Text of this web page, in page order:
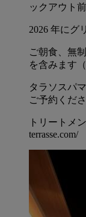
ックアウト
2026 年にグ
ご朝食、無
を含みます
タラソスパ
ご予約くださ
トリートメ
terrasse.com/